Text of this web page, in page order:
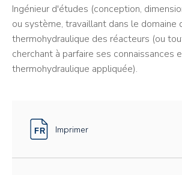
Ingénieur d'études (conception,
ou système, travaillant dans le domaine
thermohydraulique des réacteurs (ou
cherchant à parfaire ses connaissances
thermohydraulique appliquée).
Imprimer